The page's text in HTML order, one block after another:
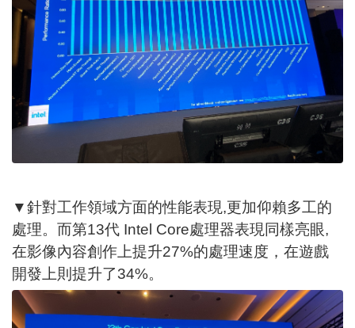
▼針對工作領域方面的性能表現,更加仰賴多工的
處理。而第13代 Intel Core處理器表現同樣亮眼,
在影像內容創作上提升27%的處理速度，在遊戲
開發上則提升了34%。